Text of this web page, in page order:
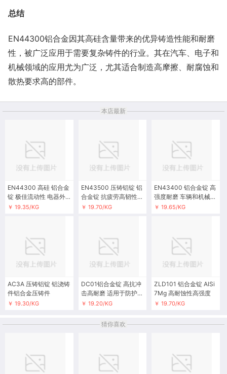
总结
EN44300铝合金因其高硅含量带来的优异铸造性能和耐磨
性，被广泛应用于需要复杂铸件的行业。其在汽车、电子和
机械领域的应用尤为广泛，尤其适合制造高摩擦、耐腐蚀和
散热要求高的部件。
本店最新
EN44300 高硅 铝合金
锭 极佳流动性 电器外
壳和厨房
￥ 19.35/KG
EN43500 压铸铝锭 铝
合金锭 抗疲劳高韧性
载荷的部件
￥ 19.70/KG
EN43400 铝合金锭 高
强度耐磨 车辆和机械部
件
￥ 19.65/KG
AC3A 压铸铝锭 铝浇铸
件铝合金压铸件
￥ 19.30/KG
DC01铝合金锭 高抗冲
击高耐磨 适用于防护设
备
￥ 19.20/KG
ZLD101 铝合金锭 AlSi
7Mg 高耐蚀性高强度
￥ 19.70/KG
猜你喜欢